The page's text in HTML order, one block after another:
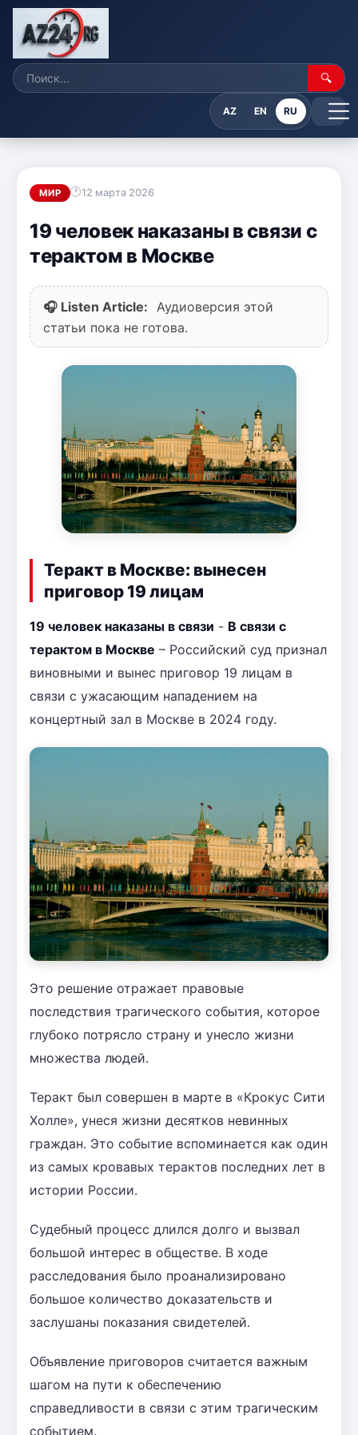
🔍
AZ EN RU
МИР 12 марта 2026
19 человек наказаны в связи с
терактом в Москве
🎧 Listen Article:
Аудиоверсия этой
статьи пока не готова.
Теракт в Москве: вынесен
приговор 19 лицам
19 человек наказаны в связи - В связи с
терактом в Москве – Российский суд признал
виновными и вынес приговор 19 лицам в
связи с ужасающим нападением на
концертный зал в Москве в 2024 году.
Это решение отражает правовые
последствия трагического события, которое
глубоко потрясло страну и унесло жизни
множества людей.
Теракт был совершен в марте в «Крокус Сити
Холле», унеся жизни десятков невинных
граждан. Это событие вспоминается как один
из самых кровавых терактов последних лет в
истории России.
Судебный процесс длился долго и вызвал
большой интерес в обществе. В ходе
расследования было проанализировано
большое количество доказательств и
заслушаны показания свидетелей.
Объявление приговоров считается важным
шагом на пути к обеспечению
справедливости в связи с этим трагическим
событием.